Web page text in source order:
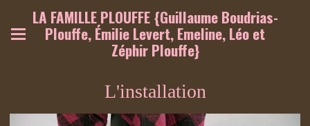
LA FAMILLE PLOUFFE {Guillaume Boudrias-
Plouffe, Émilie Levert, Emeline, Léo et
Zéphir Plouffe}
L'installation